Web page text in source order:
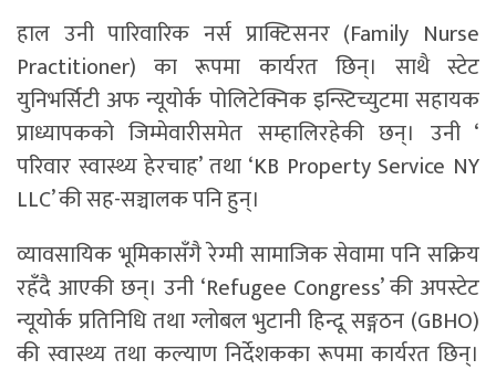
हाल उनी पारिवारिक नर्स प्राक्टिसनर (Family Nurse
Practitioner) का रूपमा कार्यरत छिन्। साथै स्टेट
युनिभर्सिटी अफ न्यूयोर्क पोलिटेक्निक इन्स्टिच्युटमा सहायक
प्राध्यापकको जिम्मेवारीसमेत सम्हालिरहेकी छन्। उनी ‘
परिवार स्वास्थ्य हेरचाह’ तथा ‘KB Property Service NY
LLC’ की सह-सञ्चालक पनि हुन्।
व्यावसायिक भूमिकासँगै रेग्मी सामाजिक सेवामा पनि सक्रिय
रहँदै आएकी छन्। उनी ‘Refugee Congress’ की अपस्टेट
न्यूयोर्क प्रतिनिधि तथा ग्लोबल भुटानी हिन्दू सङ्गठन (GBHO)
की स्वास्थ्य तथा कल्याण निर्देशकका रूपमा कार्यरत छिन्।